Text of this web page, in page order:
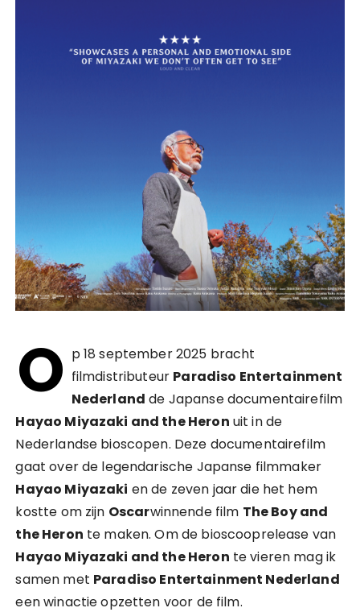
O p 18 september 2025 bracht
filmdistributeur Paradiso Entertainment
Nederland de Japanse documentairefilm
Hayao Miyazaki and the Heron uit in de
Nederlandse bioscopen. Deze documentairefilm
gaat over de legendarische Japanse filmmaker
Hayao Miyazaki en de zeven jaar die het hem
kostte om zijn Oscarwinnende film The Boy and
the Heron te maken. Om de bioscooprelease van
Hayao Miyazaki and the Heron te vieren mag ik
samen met Paradiso Entertainment Nederland
een winactie opzetten voor de film.